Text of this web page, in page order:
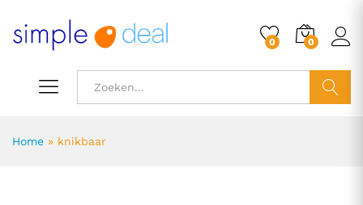
0 0
Home » knikbaar